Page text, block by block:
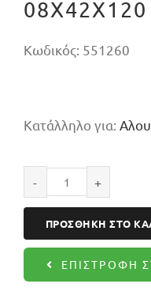
08X42X120
Κωδικός: 551260
Κατάλληλο για:
Κονδύλι
αλουμινίου
08X42X120
Z1
ποσότητα
ΠΡΟΣΘΉΚΗ ΣΤΟ
ΕΠΙΣΤΡΟΦΉ